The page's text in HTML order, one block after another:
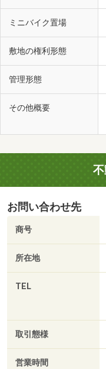
ミニバイク置場
敷地の権利形態
管理形態
その他概要
お問い合わせ先
商号
所在地
TEL
取引態様
営業時間